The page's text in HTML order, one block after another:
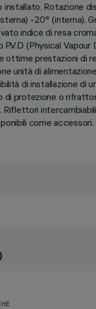
installato. Rotazione
-20° (interna).
indice di resa
P.V.D (Physical Vapour
prestazioni di
unità di
di installazione di
di protezione o
Riflettori
come accessori.